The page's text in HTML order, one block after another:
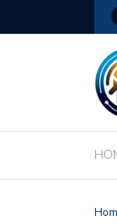
ើងដោយអ្នកគាំទ្ររឿងអ